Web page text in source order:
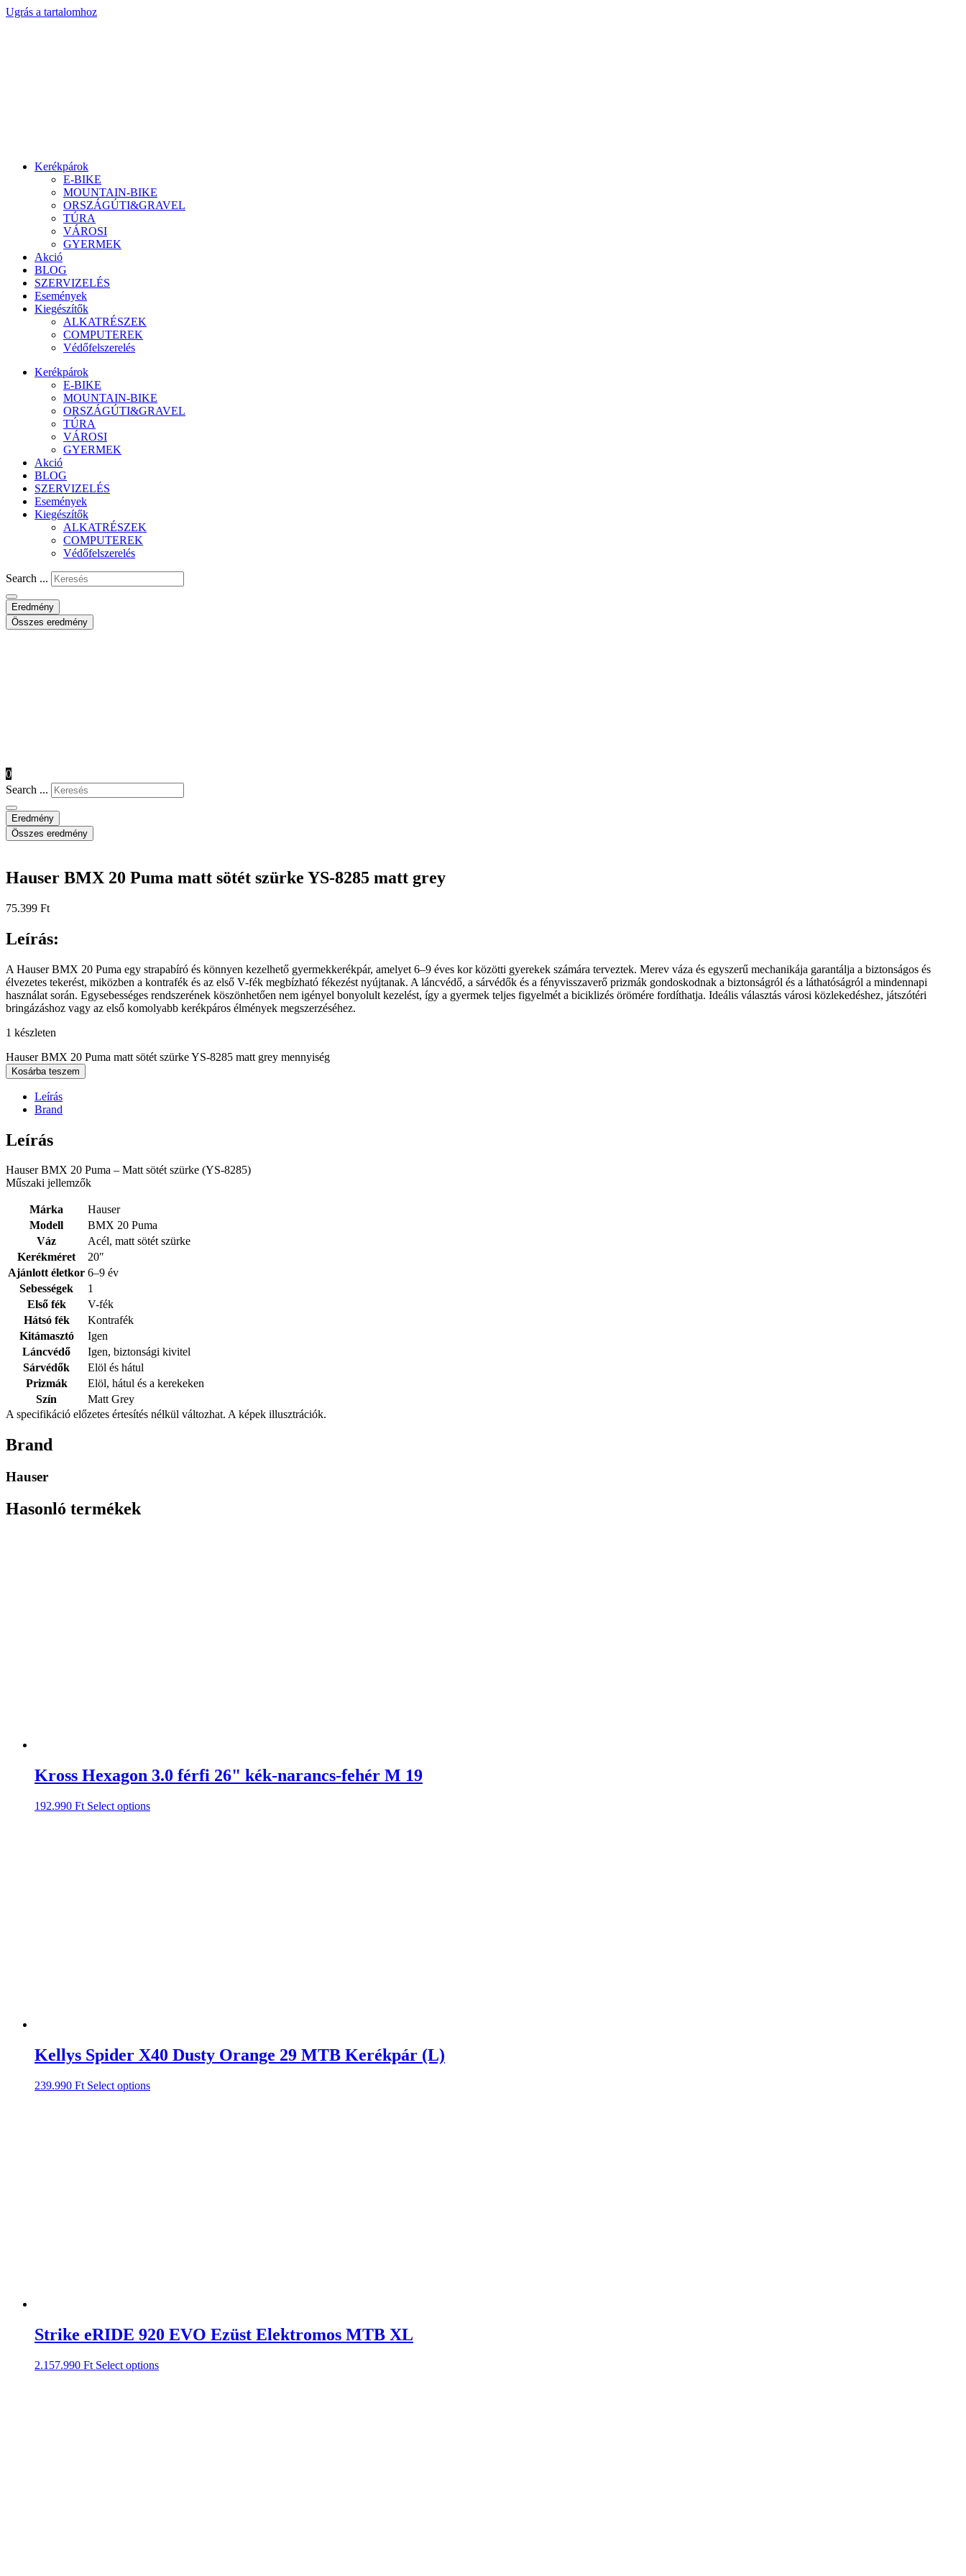
Ugrás a tartalomhoz
Kerékpárok
E-BIKE
MOUNTAIN-BIKE
ORSZÁGÚTI&GRAVEL
TÚRA
VÁROSI
GYERMEK
Akció
BLOG
SZERVIZELÉS
Események
Kiegészítők
ALKATRÉSZEK
COMPUTEREK
Védőfelszerelés
Kerékpárok
E-BIKE
MOUNTAIN-BIKE
ORSZÁGÚTI&GRAVEL
TÚRA
VÁROSI
GYERMEK
Akció
BLOG
SZERVIZELÉS
Események
Kiegészítők
ALKATRÉSZEK
COMPUTEREK
Védőfelszerelés
Search ...
Eredmény
Összes eredmény
0
Search ...
Eredmény
Összes eredmény
Hauser BMX 20 Puma matt sötét szürke YS-8285 matt grey
75.399 Ft
Leírás:
A Hauser BMX 20 Puma egy strapabíró és könnyen kezelhető gyermekkerékpár, amelyet 6–9 éves kor közötti gyerekek számára terveztek. Merev váza és egyszerű mechanikája garantálja a biztonságos és
élvezetes tekerést, miközben a kontrafék és az első V-fék megbízható fékezést nyújtanak. A láncvédő, a sárvédők és a fényvisszaverő prizmák gondoskodnak a biztonságról és a láthatóságról a mindennapi
használat során. Egysebességes rendszerének köszönhetően nem igényel bonyolult kezelést, így a gyermek teljes figyelmét a biciklizés örömére fordíthatja. Ideális választás városi közlekedéshez, játszótéri
bringázáshoz vagy az első komolyabb kerékpáros élmények megszerzéséhez.
1 készleten
Hauser BMX 20 Puma matt sötét szürke YS-8285 matt grey mennyiség
Kosárba teszem
Leírás
Brand
Leírás
Hauser BMX 20 Puma – Matt sötét szürke (YS-8285)
Műszaki jellemzők
Márka
Hauser
Modell
BMX 20 Puma
Váz
Acél, matt sötét szürke
Kerékméret
20″
Ajánlott életkor 6–9 év
Sebességek
1
Első fék
V-fék
Hátsó fék
Kontrafék
Kitámasztó
Igen
Láncvédő
Igen, biztonsági kivitel
Sárvédők
Elöl és hátul
Prizmák
Elöl, hátul és a kerekeken
Szín
Matt Grey
A specifikáció előzetes értesítés nélkül változhat. A képek illusztrációk.
Brand
Hauser
Hasonló termékek
Kross Hexagon 3.0 férfi 26" kék-narancs-fehér M 19
192.990 Ft Select options
Kellys Spider X40 Dusty Orange 29 MTB Kerékpár (L)
239.990 Ft Select options
Strike eRIDE 920 EVO Ezüst Elektromos MTB XL
2.157.990 Ft Select options